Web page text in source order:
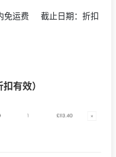
免运费 截止日期：折扣
有效）